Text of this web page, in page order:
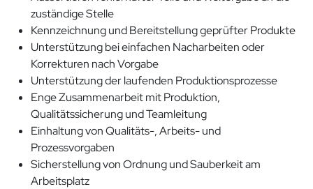
zuständige Stelle
Kennzeichnung und Bereitstellung geprüfter Produkte
Unterstützung bei einfachen Nacharbeiten oder
Korrekturen nach Vorgabe
Unterstützung der laufenden Produktionsprozesse
Enge Zusammenarbeit mit Produktion,
Qualitätssicherung und Teamleitung
Einhaltung von Qualitäts-, Arbeits- und
Prozessvorgaben
Sicherstellung von Ordnung und Sauberkeit am
Arbeitsplatz